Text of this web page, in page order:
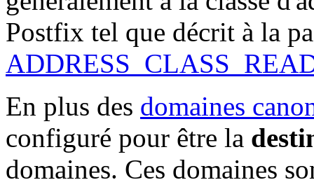
Postfix tel que décrit à la
En plus des domaines
configuré pour être la
domaines. Ces domaines